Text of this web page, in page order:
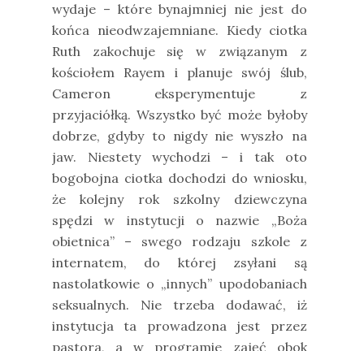
wydaje – które bynajmniej nie jest do
końca nieodwzajemniane. Kiedy ciotka
Ruth zakochuje się w związanym z
kościołem Rayem i planuje swój ślub,
Cameron eksperymentuje z
przyjaciółką. Wszystko być może byłoby
dobrze, gdyby to nigdy nie wyszło na
jaw. Niestety wychodzi – i tak oto
bogobojna ciotka dochodzi do wniosku,
że kolejny rok szkolny dziewczyna
spędzi w instytucji o nazwie „Boża
obietnica” – swego rodzaju szkole z
internatem, do której zsyłani są
nastolatkowie o „innych” upodobaniach
seksualnych. Nie trzeba dodawać, iż
instytucja ta prowadzona jest przez
pastora, a w programie zajęć obok